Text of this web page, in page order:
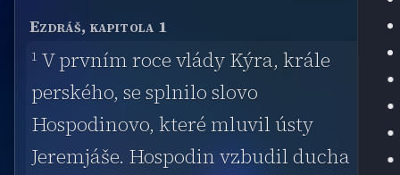
Ezdráš, kapitola 1
1 V prvním roce vlády Kýra, krále
perského, se splnilo slovo
Hospodinovo, které mluvil ústy
Jeremjáše. Hospodin vzbudil ducha